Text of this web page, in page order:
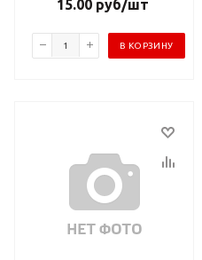
15.00 руб/шт
В КОРЗИНУ